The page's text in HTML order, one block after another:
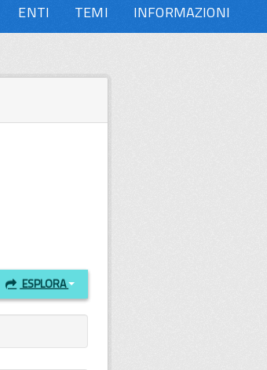
ENTI TEMI INFORMAZIONI
ESPLORA